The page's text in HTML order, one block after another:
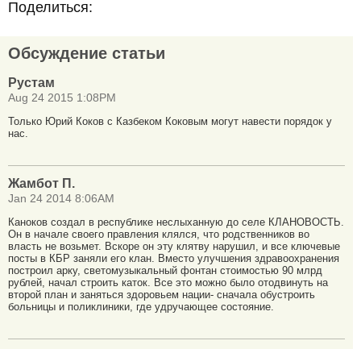
Поделиться:
Обсуждение статьи
Рустам
Aug 24 2015 1:08PM
Только Юрий Коков с Казбеком Коковым могут навести порядок у
нас.
Жамбот П.
Jan 24 2014 8:06AM
Каноков создал в республике неслыханную до селе КЛАНОВОСТЬ.
Он в начале своего правления клялся, что родственников во
власть не возьмет. Вскоре он эту клятву нарушил, и все ключевые
посты в КБР заняли его клан. Вместо улучшения здравоохранения
построил арку, светомузыкальный фонтан стоимостью 90 млрд
рублей, начал строить каток. Все это можно было отодвинуть на
второй план и заняться здоровьем нации- сначала обустроить
больницы и поликлиники, где удручающее состояние.